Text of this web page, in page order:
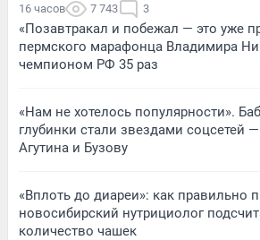
16 часов 7 743 3
«Позавтракал и побежал — это уже
пермского марафонца Владимира
чемпионом РФ 35 раз
«Нам не хотелось популярности».
глубинки стали звездами соцсетей
Агутина и Бузову
«Вплоть до диареи»: как правильно
новосибирский нутрициолог
количество чашек